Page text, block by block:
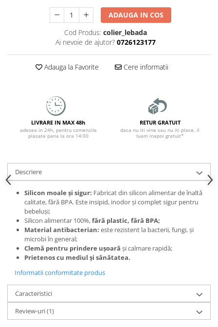
ADAUGA IN COS
Cod Produs: colier_lebada
Ai nevoie de ajutor? 0726123177
Adauga la Favorite Cere informatii
LIVRARE IN MAX 48h
adesea in 24h, pentru comenzile
plasate pana la ora 14:00
RETUR GRATUIT
daca nu iti vine sau nu iti place, il
luam inapoi gratuit*
Descriere
Silicon moale și sigur: Fabricat din silicon alimentar de înaltă
calitate, fără BPA. Este insipid, inodor și complet sigur pentru
bebeluși;
Silicon alimentar 100%,fără plastic, fără BPA;
Material antibacterian: este rezistent la bacterii, fungi, și
microbi în general;
Clemă pentru prindere ușoară și calmare rapidă;
Prietenos cu mediul și sănătatea.
Informatii conformitate produs
Caracteristici
Review-uri(1)